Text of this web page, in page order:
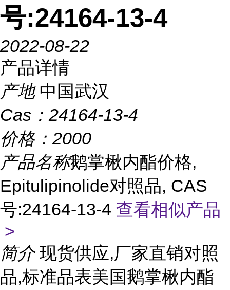
号:24164-13-4
2022-08-22
产品详情
产地 中国武汉
Cas： 24164-13-4
价格： 2000
产品名称鹅掌楸内酯价格,
Epitulipinolide对照品, CAS
号:24164-13-4 查看相似产品
>
简介 现货供应,厂家直销对照
品,标准品表美国鹅掌楸内酯